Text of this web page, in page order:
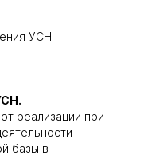
УСН
реализации при
базы в